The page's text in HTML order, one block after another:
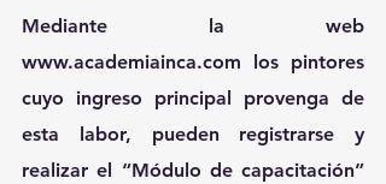
www.academiainca.com los pintores
cuyo ingreso principal provenga de
esta labor, pueden registrarse y
realizar el “Módulo de capacitación”